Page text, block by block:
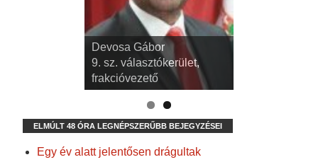
dr. Kispál Tibor
3. sz. választókerület,
alpolgármester
Devosa Gábor
9. sz. választókerület,
frakcióvezető
ELMÚLT 48 ÓRA LEGNÉPSZERŰBB BEJEGYZÉSEI
Egy év alatt jelentősen drágultak